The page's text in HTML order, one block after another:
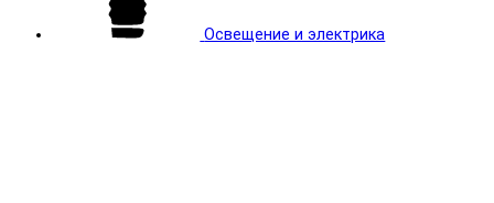
Освещение и электрика